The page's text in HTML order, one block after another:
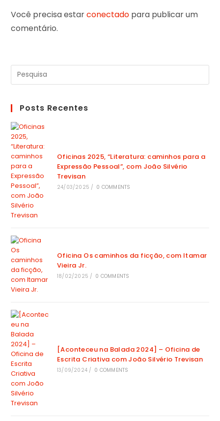
Você precisa estarconectado para publicar um
comentário.
Posts Recentes
Oficinas 2025, “Literatura: caminhos para a
Expressão Pessoal”, com João Silvério
Trevisan
24/03/2025 / 0 COMMENTS
Oficina Os caminhos da ficção, com Itamar
Vieira Jr.
18/02/2025 / 0 COMMENTS
[Aconteceu na Balada 2024] – Oficina de
Escrita Criativa com João Silvério Trevisan
13/09/2024 / 0 COMMENTS